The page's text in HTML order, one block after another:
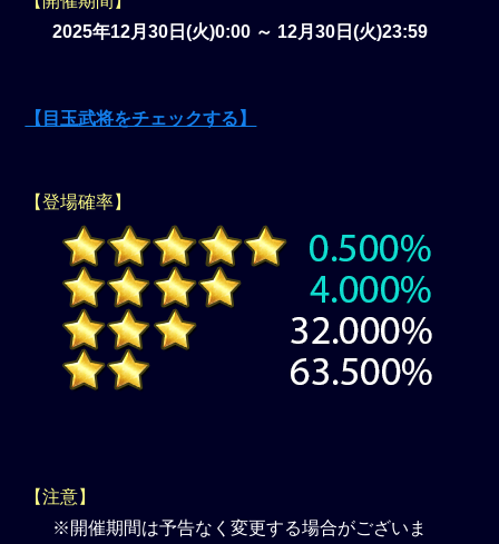
2025年12月30日(火)0:00 ～ 12月30日(火)23:59
【目玉武将をチェックする】
【登場確率】
【注意】
※開催期間は予告なく変更する場合がございま